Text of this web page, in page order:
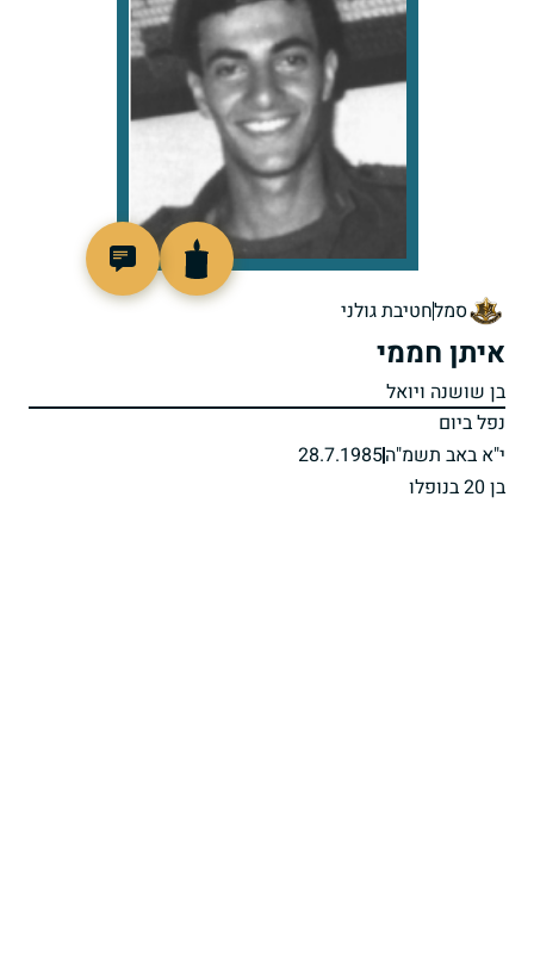
סמלחטיבת גולני
איתן חממי
בן שושנה ויואל
נפל ביום
י"א באב תשמ"ה28.7.1985
בן 20 בנופלו